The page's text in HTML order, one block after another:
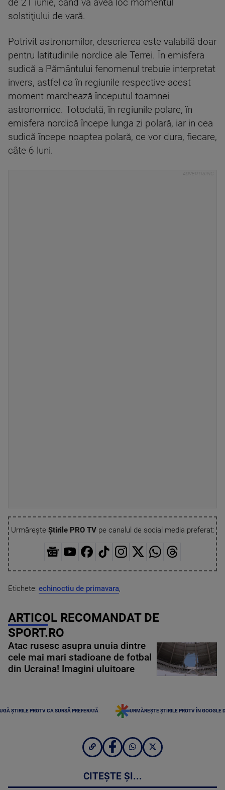
de 21 iunie, când va avea loc momentul
solstiţiului de vară.
Potrivit astronomilor, descrierea este valabilă doar
pentru latitudinile nordice ale Terrei. În emisfera
sudică a Pământului fenomenul trebuie interpretat
invers, astfel ca în regiunile respective acest
moment marchează începutul toamnei
astronomice. Totodată, în regiunile polare, în
emisfera nordică începe lunga zi polară, iar in cea
sudică începe noaptea polară, ce vor dura, fiecare,
câte 6 luni.
Urmărește Știrile PRO TVpe canalul de social media preferat:
Etichete: echinoctiu de primavara,
ARTICOL RECOMANDAT DE
SPORT.RO
Atac rusesc asupra unuia dintre
cele mai mari stadioane de fotbal
din Ucraina! Imagini uluitoare
ȘTIRILE PROTV CA SURSĂ PREFERATĂ URMĂREȘTE ȘTIRILE PROTV ÎN GOOGLE
CITEȘTE ȘI...